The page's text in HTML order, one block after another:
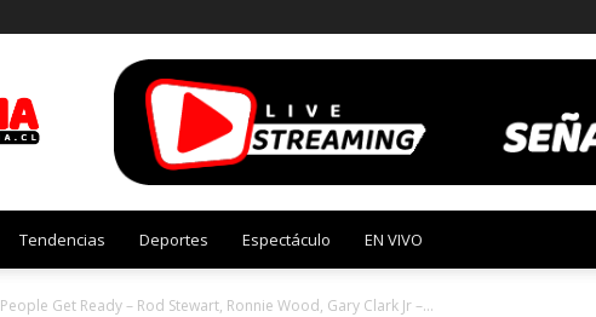
Tendencias Deportes Espectáculo EN VIVO
People Get Ready – Rod Stewart, Ronnie Wood, Gary Clark Jr –...